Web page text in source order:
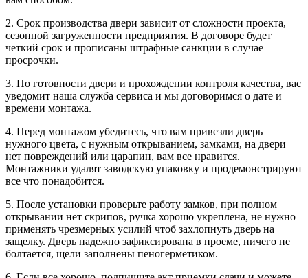
2. Срок производства двери зависит от сложности проекта,
сезонной загруженности предприятия. В договоре будет
четкий срок и прописаны штрафные санкции в случае
просрочки.
3. По готовности двери и прохождении контроля качества, вас
уведомит наша служба сервиса и мы договоримся о дате и
времени монтажа.
4. Перед монтажом убедитесь, что вам привезли дверь
нужного цвета, с нужным открыванием, замками, на двери
нет повреждений или царапин, вам все нравится.
Монтажники удалят заводскую упаковку и продемонстрируют
все что понадобится.
5. После установки проверьте работу замков, при полном
открывании нет скрипов, ручка хорошо укреплена, не нужно
применять чрезмерных усилий чтоб захлопнуть дверь на
защелку. Дверь надежно зафиксирована в проеме, ничего не
болтается, щели заполнены пеногерметиком.